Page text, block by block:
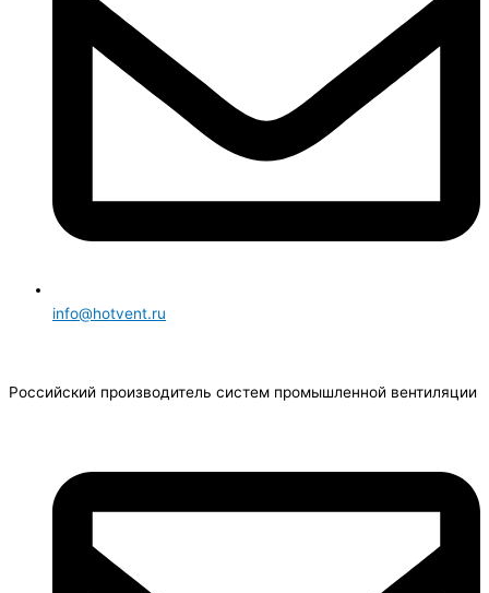
info@hotvent.ru
Российский производитель систем промышленной вентиляции